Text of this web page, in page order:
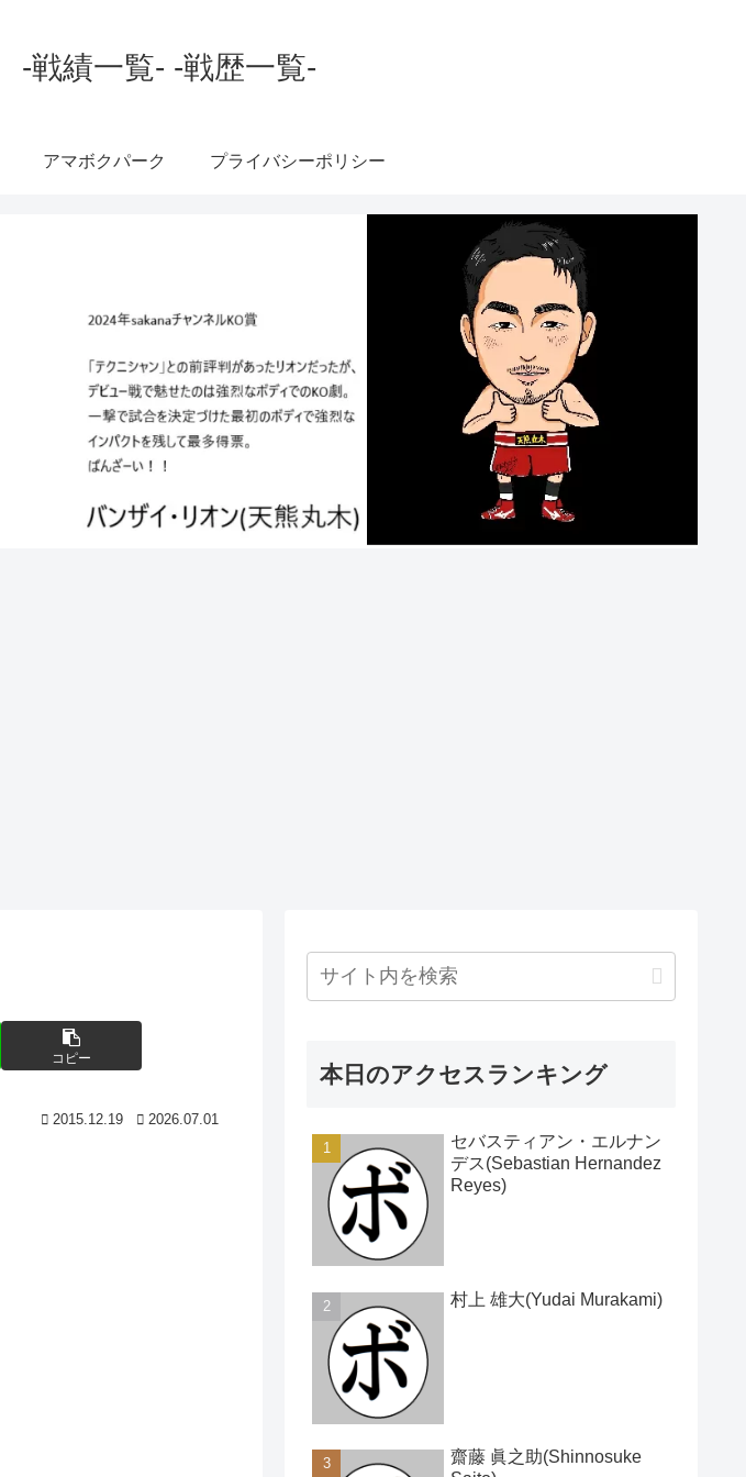
戦績一覧- -戦歴一覧-
アマボクパーク プライバシーポリシー
コピー
2015.12.19 2026.07.01
本日のアクセスランキング
セバスティアン・エルナン
デス(Sebastian Hernandez
Reyes)
村上 雄大(Yudai Murakami)
齋藤 眞之助(Shinnosuke